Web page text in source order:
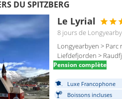
DU SPITZBERG
Le Lyrial
8 joursde
Longyearbyen > Parc
Liefdefjorden >
Pension complète
Luxe Francophone
Boissons incluses